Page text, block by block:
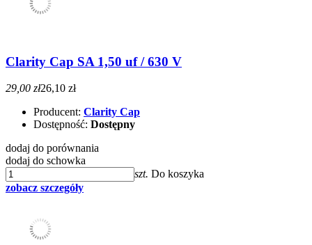
Clarity Cap SA 1,50 uf / 630 V
29,00 zł26,10 zł
Producent: Clarity Cap
Dostępność: Dostępny
dodaj do porównania
dodaj do schowka
szt. Do koszyka
zobacz szczegóły